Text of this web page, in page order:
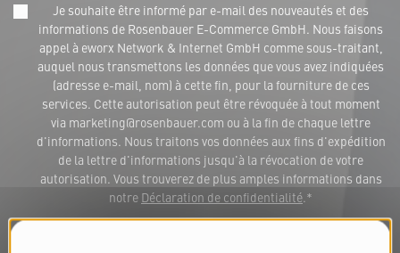
Je souhaite être informé par e-mail des nouveautés et des
informations de Rosenbauer E-Commerce GmbH. Nous faisons
appel à eworx Network & Internet GmbH comme sous-traitant,
auquel nous transmettons les données que vous avez indiquées
(adresse e-mail, nom) à cette fin, pour la fourniture de ces
services. Cette autorisation peut être révoquée à tout moment
via marketing@rosenbauer.com ou à la fin de chaque lettre
d'informations. Nous traitons vos données aux fins d'expédition
de la lettre d'informations jusqu'à la révocation de votre
autorisation. Vous trouverez de plus amples informations dans
notre Déclaration de confidentialité.*